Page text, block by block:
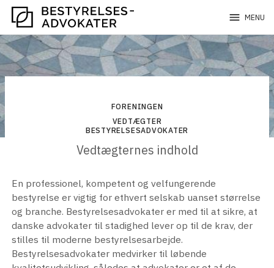
menu MENU
FORENINGEN
VEDTÆGTER
BESTYRELSESADVOKATER
Vedtægternes indhold
En professionel, kompetent og velfungerende
bestyrelse er vigtig for ethvert selskab uanset størrelse
og branche. Bestyrelsesadvokater er med til at sikre, at
danske advokater til stadighed lever op til de krav, der
stilles til moderne bestyrelsesarbejde.
Bestyrelsesadvokater medvirker til løbende